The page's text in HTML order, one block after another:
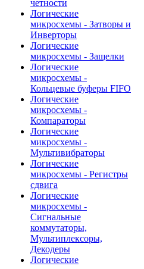
четности
Логические
микросхемы - Затворы и
Инверторы
Логические
микросхемы - Защелки
Логические
микросхемы -
Кольцевые буферы FIFO
Логические
микросхемы -
Компараторы
Логические
микросхемы -
Мультивибраторы
Логические
микросхемы - Регистры
сдвига
Логические
микросхемы -
Сигнальные
коммутаторы,
Мультиплексоры,
Декодеры
Логические